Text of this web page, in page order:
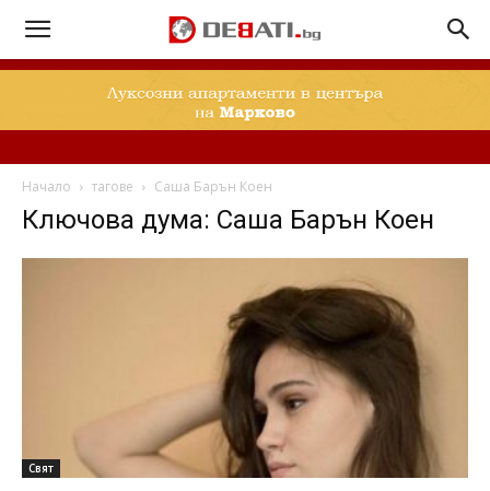
Начало тагове Саша Барън Коен
Ключова дума: Саша Барън Коен
Свят